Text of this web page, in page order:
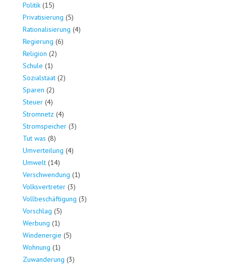
Politik (15)
Privatisierung (5)
Rationalisierung (4)
Regierung (6)
Religion (2)
Schule (1)
Sozialstaat (2)
Sparen (2)
Steuer (4)
Stromnetz (4)
Stromspeicher (3)
Tut was (8)
Umverteilung (4)
Umwelt (14)
Verschwendung (1)
Volksvertreter (3)
Vollbeschäftigung (3)
Vorschlag (5)
Werbung (1)
Windenergie (5)
Wohnung (1)
Zuwanderung (3)